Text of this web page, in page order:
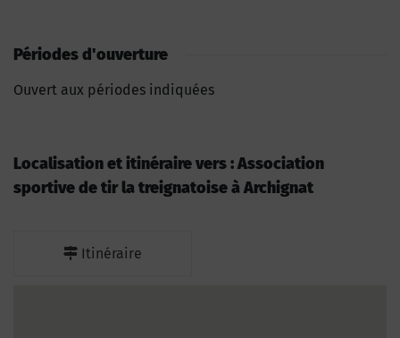
Périodes d'ouverture
Ouvert aux périodes indiquées
Localisation et itinéraire vers : Association
sportive de tir la treignatoise à Archignat
Itinéraire